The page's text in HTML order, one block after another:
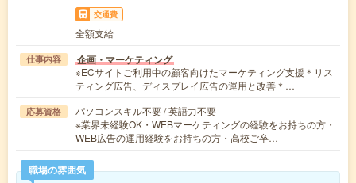
交通費
全額支給
仕事内容 企画・マーケティング
※ECサイトご利用中の顧客向けたマーケティング支援＊リス
ティング広告、ディスプレイ広告の運用と改善＊…
応募資格
パソコンスキル不要 / 英語力不要
※業界未経験OK・WEBマーケティングの経験をお持ちの方・
WEB広告の運用経験をお持ちの方・高校ご卒…
職場の雰囲気